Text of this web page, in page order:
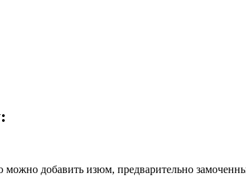
добавить изюм, предварительно